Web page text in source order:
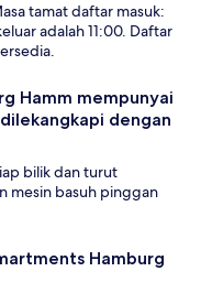
tamat daftar masuk:
adalah 11:00. Daftar
Hamm mempunyai
dengan
bilik dan turut
mesin basuh pinggan
Hamburg